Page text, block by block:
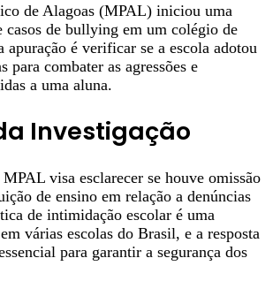
de Alagoas (MPAL) iniciou uma
casos de bullying em um colégio de
é verificar se a escola adotou
para combater as agressões e
a uma aluna.
Investigação
visa esclarecer se houve omissão
de ensino em relação a denúncias
de intimidação escolar é uma
várias escolas do Brasil, e a resposta
para garantir a segurança dos